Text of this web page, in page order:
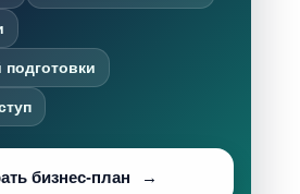
подготовки
бизнес-план